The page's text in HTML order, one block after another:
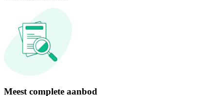
Meest complete aanbod